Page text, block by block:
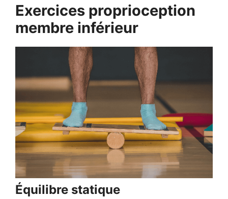
Exercices proprioception
membre inférieur
Équilibre statique